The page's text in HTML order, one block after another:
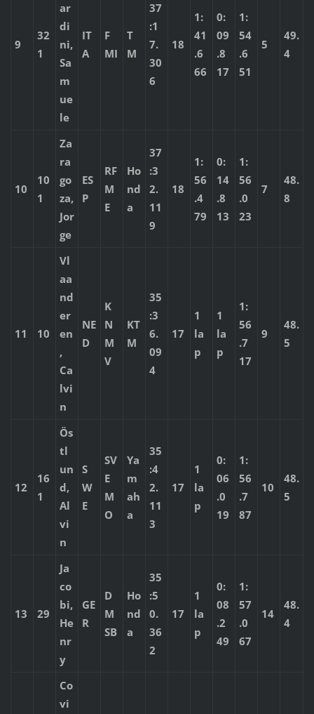
9
32
1
ar
di
ni,
Sa
m
ue
le
IT
A
F
MI
T
M
37
:1
7.
30
6
18
1:
41
.6
66
0:
09
.8
17
1:
54
.6
51
5
49.
4
10
10
1
Za
ra
go
za,
Jor
ge
ES
P
RF
M
E
Ho
nd
a
37
:3
2.
11
9
18
1:
56
.4
79
0:
14
.8
13
1:
56
.0
23
7
48.
8
11 10
Vl
aa
nd
er
en
,
Ca
lvi
n
NE
D
K
N
M
V
KT
M
35
:3
6.
09
4
17
1
la
p
1
la
p
1:
56
.7
17
9
48.
5
12
16
1
Ös
tl
un
d,
Al
vi
n
S
W
E
SV
E
M
O
Ya
m
ah
a
35
:4
2.
11
3
17
1
la
p
0:
06
.0
19
1:
56
.7
87
10
48.
5
13 29
Ja
co
bi,
He
nr
y
GE
R
D
M
SB
Ho
nd
a
35
:5
0.
36
2
17
1
la
p
0:
08
.2
49
1:
57
.0
67
14
48.
4
Co
vi